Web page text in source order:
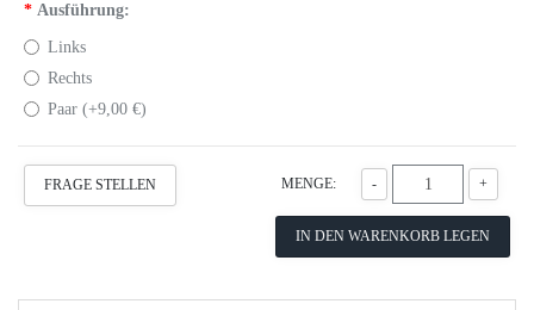
* Ausführung:
Links
Rechts
Paar (+9,00‎ €)
MENGE: - +
IN DEN WARENKORB LEGEN
FRAGE STELLEN